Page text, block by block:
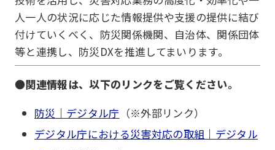
人一人の状況に応じた情報提供や支援の提供に結び
付けていくべく、防災関係機関、自治体、関係団体
等と連携し、防災DXを推進してまいります。
●関連情報は、以下のリンクをご覧ください。
防災｜デジタル庁 （※外部リンク）
デジタル庁における災害対応の取組｜デジタル